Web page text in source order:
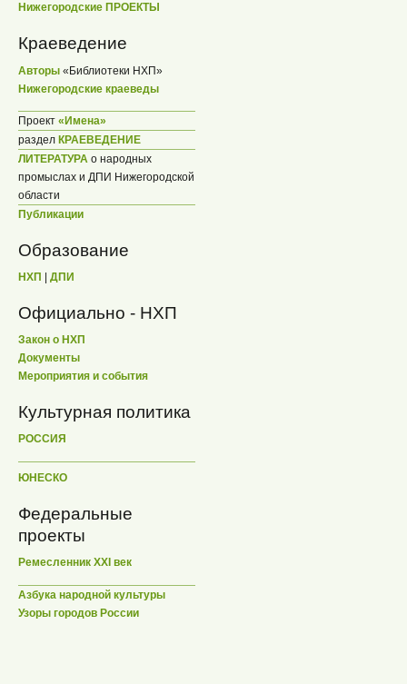
Нижегородские ПРОЕКТЫ
Краеведение
Авторы «Библиотеки НХП»
Нижегородские краеведы
Проект «Имена»
раздел КРАЕВЕДЕНИЕ
ЛИТЕРАТУРА о народных
промыслах и ДПИ Нижегородской
области
Публикации
Образование
НХП ДПИ
Официально - НХП
Закон о НХП
Документы
Мероприятия и события
Культурная политика
РОССИЯ
ЮНЕСКО
Федеральные
проекты
Ремесленник XXI век
Азбука народной культуры
Узоры городов России